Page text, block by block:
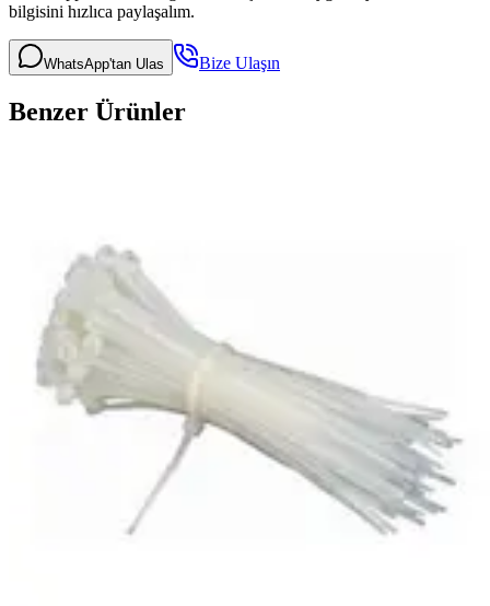
bilgisini hızlıca paylaşalım.
WhatsApp'tan Ulas Bize Ulaşın
Benzer Ürünler